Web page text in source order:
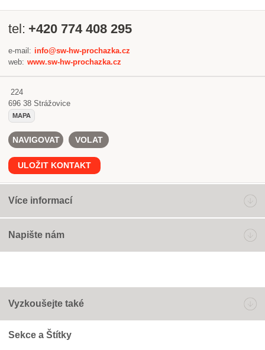
tel: +420 774 408 295
e-mail: info@sw-hw-prochazka.cz
web: www.sw-hw-prochazka.cz
224
696 38 Strážovice
MAPA
NAVIGOVAT VOLAT
ULOŽIT KONTAKT
Více informací
Napište nám
Vyzkoušejte také
Sekce a Štítky